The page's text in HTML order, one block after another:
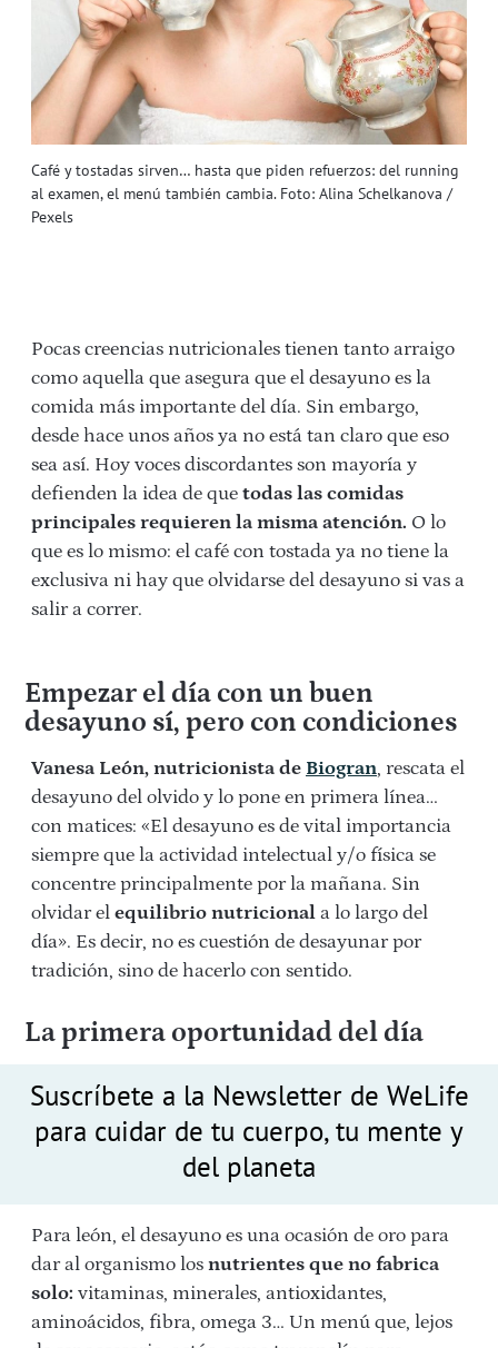
Café y tostadas sirven… hasta que piden refuerzos: del running
al examen, el menú también cambia. Foto: Alina Schelkanova /
Pexels
Pocas creencias nutricionales tienen tanto arraigo
como aquella que asegura que el desayuno es la
comida más importante del día. Sin embargo,
desde hace unos años ya no está tan claro que eso
sea así. Hoy voces discordantes son mayoría y
defienden la idea de que todas las comidas
principales requieren la misma atención. O lo
que es lo mismo: el café con tostada ya no tiene la
exclusiva ni hay que olvidarse del desayuno si vas a
salir a correr.
Empezar el día con un buen
desayuno sí, pero con condiciones
Vanesa León, nutricionista de Biogran, rescata el
desayuno del olvido y lo pone en primera línea…
con matices: «El desayuno es de vital importancia
siempre que la actividad intelectual y/o física se
concentre principalmente por la mañana. Sin
olvidar el equilibrio nutricional a lo largo del
día». Es decir, no es cuestión de desayunar por
tradición, sino de hacerlo con sentido.
La primera oportunidad del día
Suscríbete a la Newsletter de WeLife
para cuidar de tu cuerpo, tu mente y
del planeta
Para león, el desayuno es una ocasión de oro para
dar al organismo los nutrientes que no fabrica
solo: vitaminas, minerales, antioxidantes,
aminoácidos, fibra, omega 3… Un menú que, lejos